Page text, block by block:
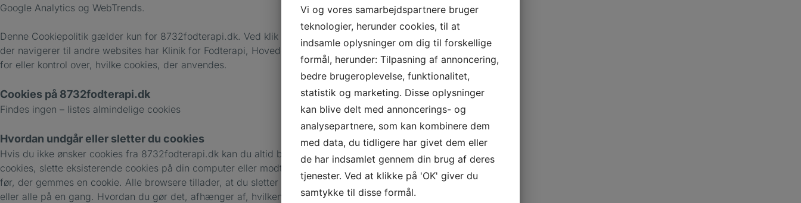
Google Analytics og WebTrends.
Denne Cookiepolitik gælder kun for 8732fodterapi.dk. Ved klik på funktioner,
der navigerer til andre websites har Klinik for Fodterapi, Hovedgård ikke ansvar
for eller kontrol over, hvilke cookies, der anvendes.
Cookies på 8732fodterapi.dk
Findes ingen – listes almindelige cookies
Hvordan undgår eller sletter du cookies
Hvis du ikke ønsker cookies fra 8732fodterapi.dk kan du altid blokere for alle
cookies, slette eksisterende cookies på din computer eller modtage en advarsel
før, der gemmes en cookie. Alle browsere tillader, at du sletter cookies enkeltvis
eller alle på en gang. Hvordan du gør det, afhænger af, hvilken browser du
Vi og vores samarbejdspartnere bruger
teknologier, herunder cookies, til at
indsamle oplysninger om dig til forskellige
formål, herunder: Tilpasning af annoncering,
bedre brugeroplevelse, funktionalitet,
statistik og marketing. Disse oplysninger
kan blive delt med annoncerings- og
analysepartnere, som kan kombinere dem
med data, du tidligere har givet dem eller
de har indsamlet gennem din brug af deres
tjenester. Ved at klikke på 'OK' giver du
samtykke til disse formål.